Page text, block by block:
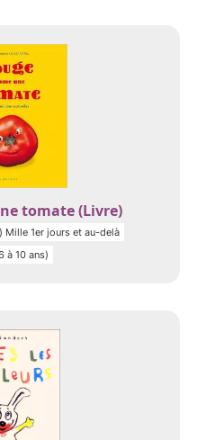
tomate (Livre)
Mille 1er jours et au-delà
à 10 ans)